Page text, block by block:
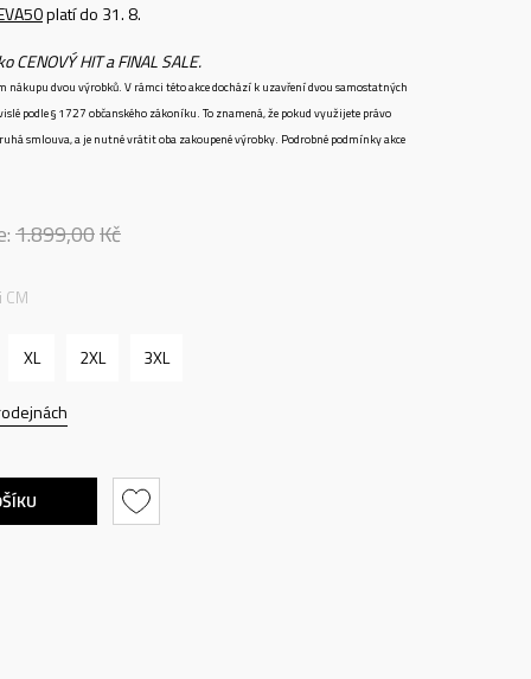
platí do 31. 8.
HIT a FINAL SALE.
nákupu dvou výrobků. V rámci této akce dochází k uzavření dvou samostatných
podle § 1727 občanského zákoníku. To znamená, že pokud využijete právo
smlouva, a je nutné vrátit oba zakoupené výrobky. Podrobné podmínky akce
1.899,00Kč
XL 2XL 3XL